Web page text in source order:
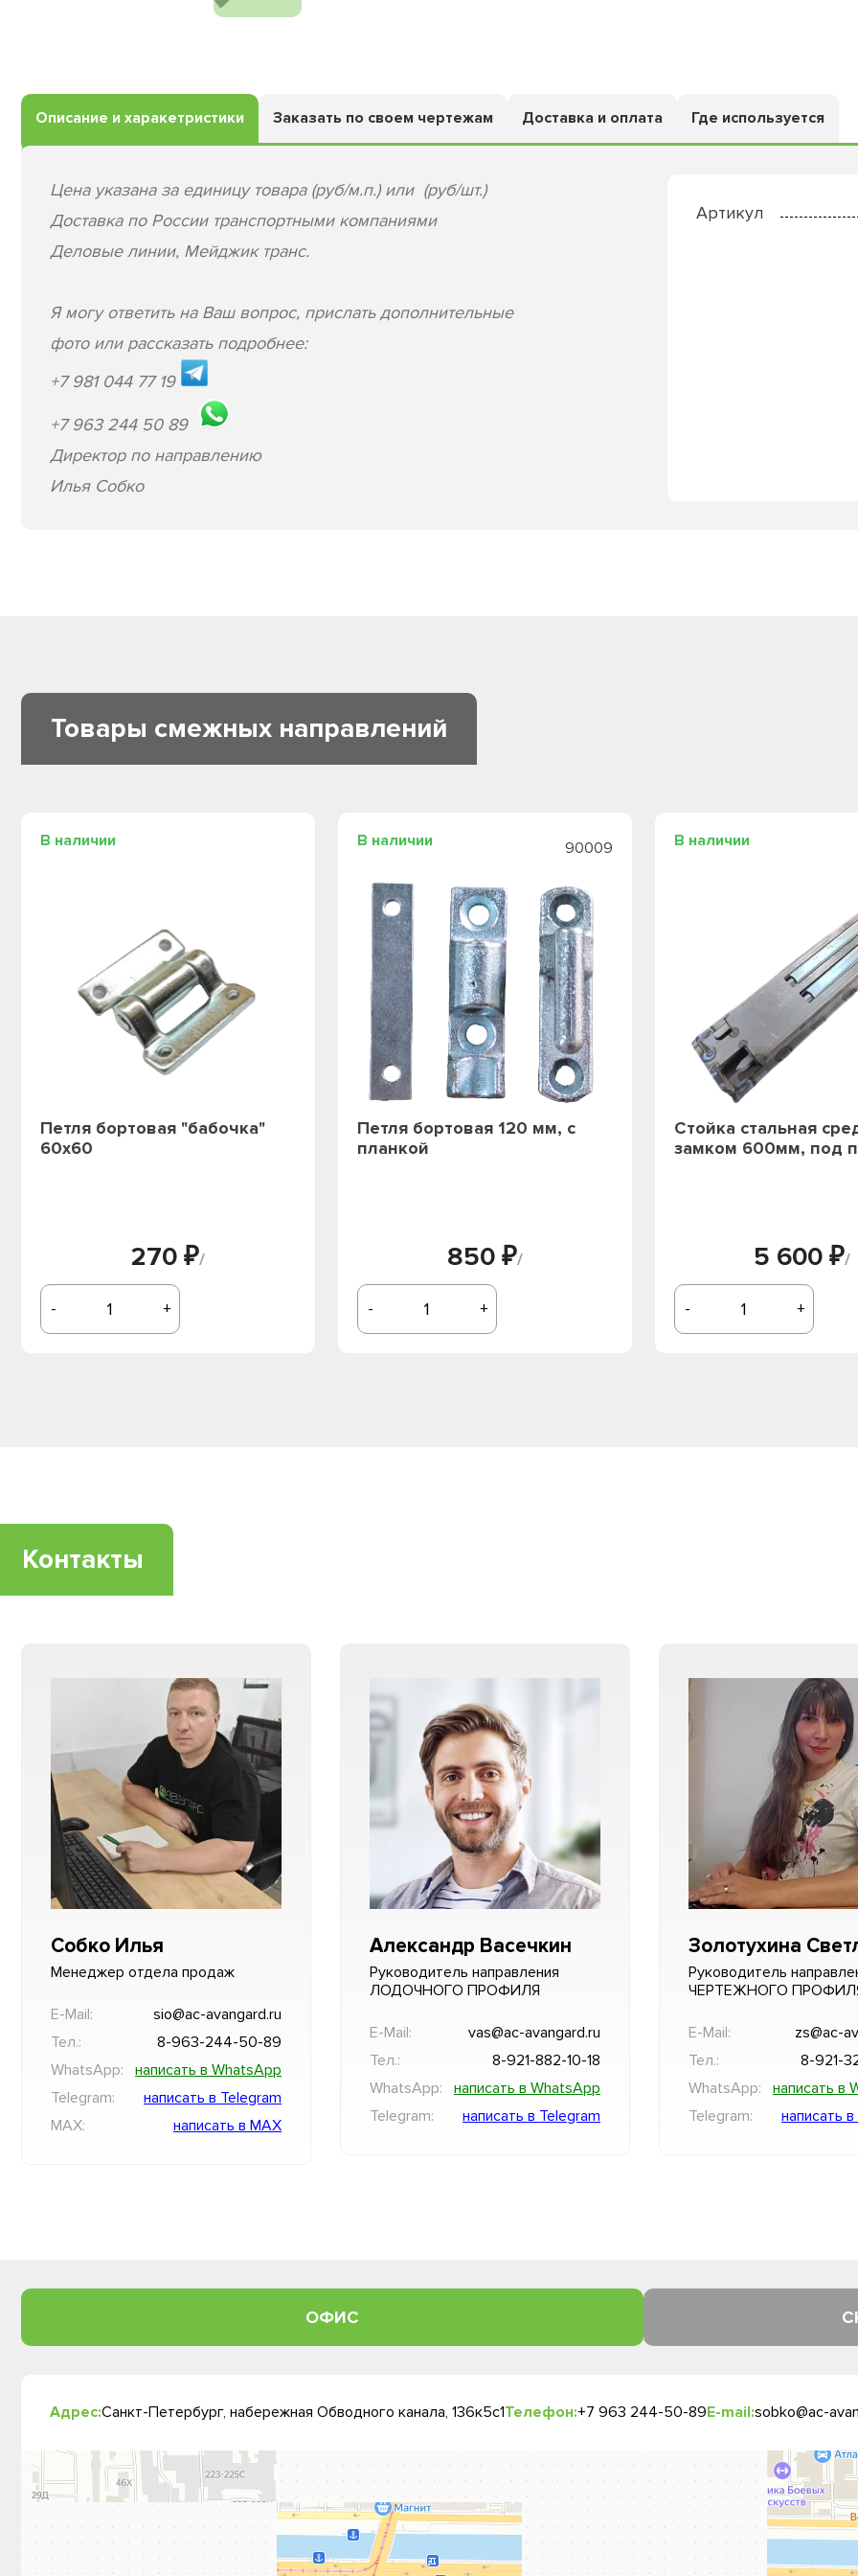
Описание и харакетристики Заказать по своем чертежам Доставка и оплата Где используется
Цена указана за единицу товара (руб/м.п.) или (руб/шт.)
Доставка по России транспортными компаниями
Деловые линии, Мейджик транс.
Я могу ответить на Ваш вопрос, прислать дополнительные
фото или рассказать подробнее:
+7 981 044 77 19
+7 963 244 50 89
Директор по направлению
Илья Собко
Артикул
Товары смежных направлений
В наличии
Петля бортовая "бабочка"
60х60
270 ₽/
- +
В наличии 90009
Петля бортовая 120 мм, с
планкой
850 ₽/
- +
В наличии
Стойка стальная
замком 600мм, под
5 600 ₽/
- +
Контакты
Собко Илья
Менеджер отдела продаж
E-Mail:
sio@ac-avangard.ru
Тел.:
8-963-244-50-89
WhatsApp:
написать в WhatsApp
Telegram:
написать в Telegram
MAX:
написать в MAX
Александр Васечкин
Руководитель направления
ЛОДОЧНОГО ПРОФИЛЯ
E-Mail:
vas@ac-avangard.ru
Тел.:
8-921-882-10-18
WhatsApp:
написать в WhatsApp
Telegram:
написать в Telegram
Золотухина
Руководитель
ЧЕРТЕЖНОГО
E-Mail:
zs@ac-
Тел.:
8-921-
WhatsApp:
написать в
Telegram:
написать
ОФИС
Адрес:Санкт-Петербург, набережная Обводного канала, 136к5с1Телефон:+7 963 244-50-89E-mail:sobko@ac-